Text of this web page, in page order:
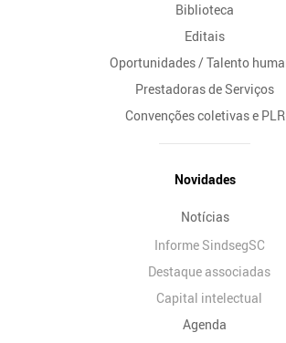
Biblioteca
Editais
Oportunidades / Talento
Prestadoras de Serviços
Convenções coletivas e PLR
Novidades
Notícias
Informe SindsegSC
Destaque associadas
Capital intelectual
Agenda